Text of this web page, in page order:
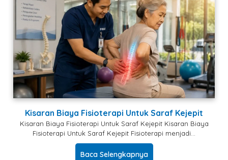
Kisaran Biaya Fisioterapi Untuk Saraf Kejepit
Kisaran Biaya Fisioterapi Untuk Saraf Kejepit Kisaran Biaya
Fisioterapi Untuk Saraf Kejepit Fisioterapi menjadi…
Baca Selengkapnya